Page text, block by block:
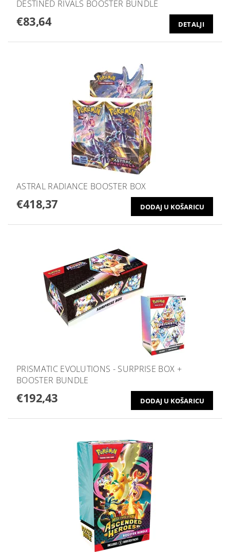
DESTINED RIVALS BOOSTER BUNDLE
€83,64 DETALJI
ASTRAL RADIANCE BOOSTER BOX
€418,37
PRISMATIC EVOLUTIONS - SURPRISE BOX +
BOOSTER BUNDLE
€192,43